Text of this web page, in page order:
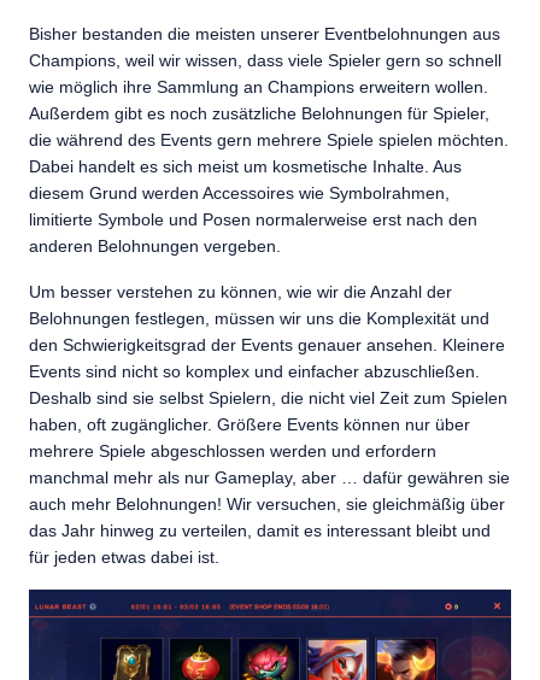
Bisher bestanden die meisten unserer Eventbelohnungen aus
Champions, weil wir wissen, dass viele Spieler gern so schnell
wie möglich ihre Sammlung an Champions erweitern wollen.
Außerdem gibt es noch zusätzliche Belohnungen für Spieler,
die während des Events gern mehrere Spiele spielen möchten.
Dabei handelt es sich meist um kosmetische Inhalte. Aus
diesem Grund werden Accessoires wie Symbolrahmen,
limitierte Symbole und Posen normalerweise erst nach den
anderen Belohnungen vergeben.
Um besser verstehen zu können, wie wir die Anzahl der
Belohnungen festlegen, müssen wir uns die Komplexität und
den Schwierigkeitsgrad der Events genauer ansehen. Kleinere
Events sind nicht so komplex und einfacher abzuschließen.
Deshalb sind sie selbst Spielern, die nicht viel Zeit zum Spielen
haben, oft zugänglicher. Größere Events können nur über
mehrere Spiele abgeschlossen werden und erfordern
manchmal mehr als nur Gameplay, aber … dafür gewähren sie
auch mehr Belohnungen! Wir versuchen, sie gleichmäßig über
das Jahr hinweg zu verteilen, damit es interessant bleibt und
für jeden etwas dabei ist.